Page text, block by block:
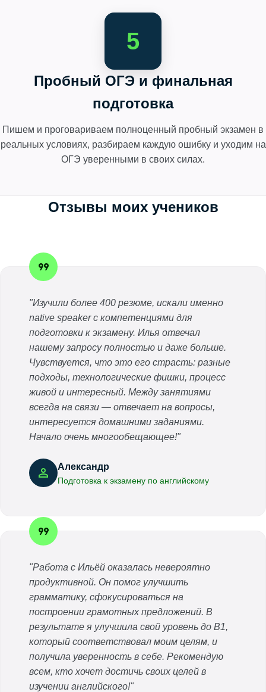
5
Пробный ОГЭ и финальная
подготовка
Пишем и проговариваем полноценный пробный экзамен в
реальных условиях, разбираем каждую ошибку и уходим на
ОГЭ уверенными в своих силах.
Отзывы моих учеников
"Изучили более 400 резюме, искали именно
native speaker с компетенциями для
подготовки к экзамену. Илья отвечал
нашему запросу полностью и даже больше.
Чувствуется, что это его страсть: разные
подходы, технологические фишки, процесс
живой и интересный. Между занятиями
всегда на связи — отвечает на вопросы,
интересуется домашними заданиями.
Начало очень многообещающее!"
Александр
Подготовка к экзамену по английскому
"Работа с Ильёй оказалась невероятно
продуктивной. Он помог улучшить
грамматику, сфокусироваться на
построении грамотных предложений. В
результате я улучшила свой уровень до B1,
который соответствовал моим целям, и
получила уверенность в себе. Рекомендую
всем, кто хочет достичь своих целей в
изучении английского!"